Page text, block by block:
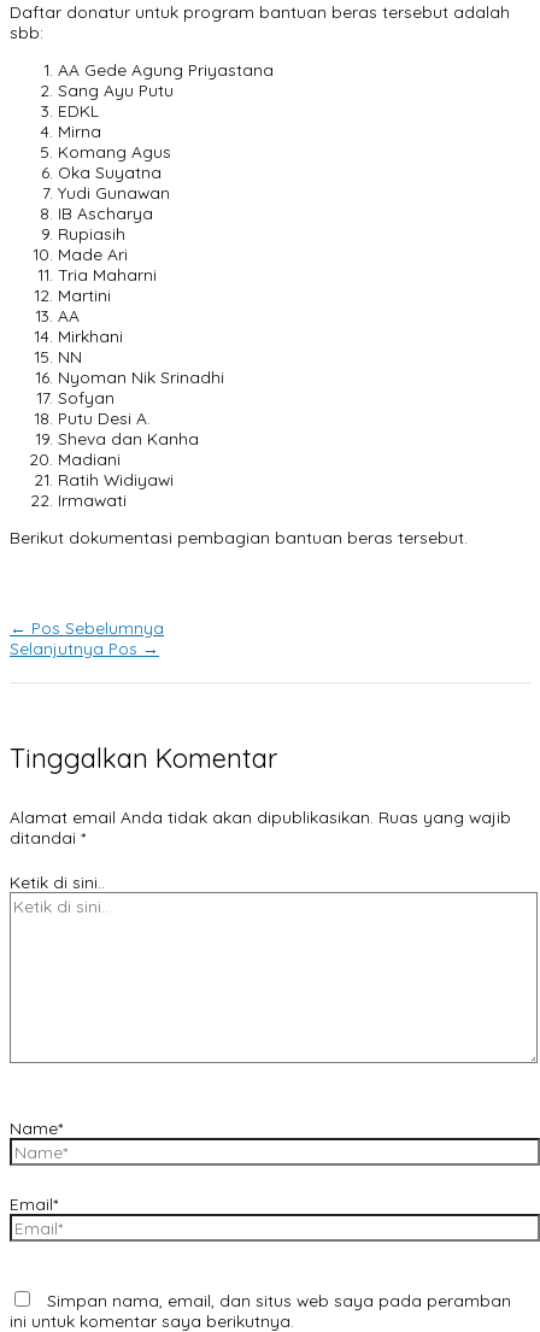
Daftar donatur untuk program bantuan beras tersebut adalah
sbb:
AA Gede Agung Priyastana
Sang Ayu Putu
EDKL
Mirna
Komang Agus
Oka Suyatna
Yudi Gunawan
IB Ascharya
Rupiasih
Made Ari
Tria Maharni
Martini
AA
Mirkhani
NN
Nyoman Nik Srinadhi
Sofyan
Putu Desi A.
Sheva dan Kanha
Madiani
Ratih Widiyawi
Irmawati
Berikut dokumentasi pembagian bantuan beras tersebut.
← Pos Sebelumnya
Selanjutnya Pos →
Tinggalkan Komentar
Alamat email Anda tidak akan dipublikasikan. Ruas yang wajib
ditandai *
Ketik di sini..
Name*
Email*
Simpan nama, email, dan situs web saya pada peramban
ini untuk komentar saya berikutnya.